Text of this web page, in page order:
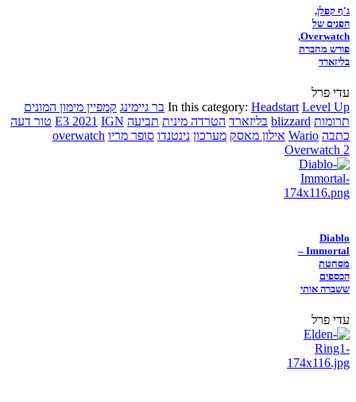
ג'ף קפלן,
הפנים של
Overwatch,
פורש מחברת
בליזארד
עדי פרל
In this category: Headstart Level Up בר גיימינג קמפיין מימון המונים
תרומות blizzard בליזארד הטרדה מינית תביעה E3 2021 IGN
טור דעה
כתבה Wario אילון מאסק מערכון נינטנדו סופר מריו overwatch
Overwatch 2
Diablo
Immortal –
מסחטת
הכספים
ששברה אותי
עדי פרל